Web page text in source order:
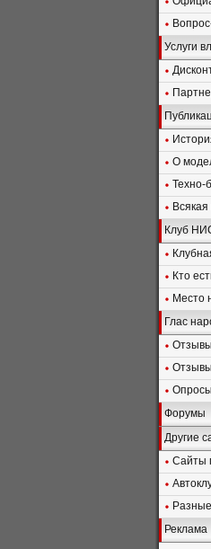
Услуги
О
Техно-
Клуб
Кто
Место
Глас
Опросы
Форумы
Другие
Сайты
Реклама